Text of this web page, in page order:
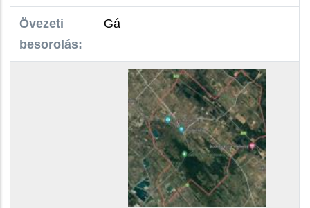
Övezeti
besorolás:
Gá